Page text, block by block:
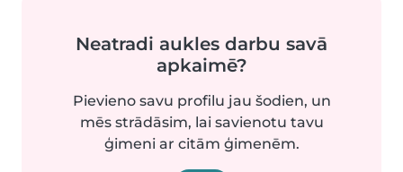
Neatradi aukles darbu savā
apkaimē?
Pievieno savu profilu jau šodien, un
mēs strādāsim, lai savienotu tavu
ģimeni ar citām ģimenēm.